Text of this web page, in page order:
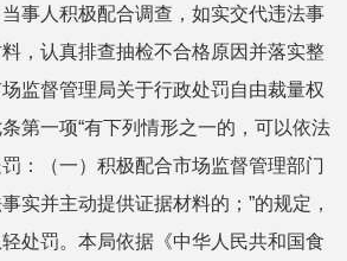
事人积极配合调查，如实交代违法事
，认真排查抽检不合格原因并落实整
监督管理局关于行政处罚自由裁量权
第一项“有下列情形之一的，可以依法
：（一）积极配合市场监督管理部门
实并主动提供证据材料的；”的规定，
处罚。本局依据《中华人民共和国食